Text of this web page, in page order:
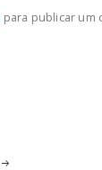
para publicar um